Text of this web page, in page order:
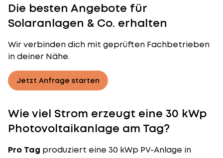
Die besten Angebote für
Solaranlagen & Co. erhalten
Wir verbinden dich mit geprüften Fachbetrieben
in deiner Nähe.
Jetzt Anfrage starten
Wie viel Strom erzeugt eine 30 kWp
Photovoltaikanlage am Tag?
Pro Tag produziert eine 30 kWp PV-Anlage in